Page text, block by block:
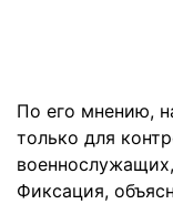
По его мнению,
только для
Фиксация,